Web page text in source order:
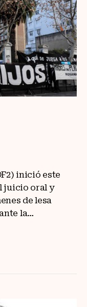
inició este
juicio oral y
de lesa
la…